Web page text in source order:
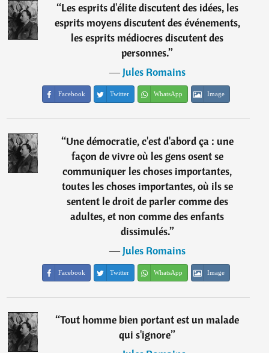
“Les esprits d'élite discutent des idées, les
esprits moyens discutent des événements,
les esprits médiocres discutent des
personnes.”
―Jules Romains
Facebook Twitter WhatsApp Image
“Une démocratie, c'est d'abord ça : une
façon de vivre où les gens osent se
communiquer les choses importantes,
toutes les choses importantes, où ils se
sentent le droit de parler comme des
adultes, et non comme des enfants
dissimulés.”
―Jules Romains
Facebook Twitter WhatsApp Image
“Tout homme bien portant est un malade
qui s'ignore”